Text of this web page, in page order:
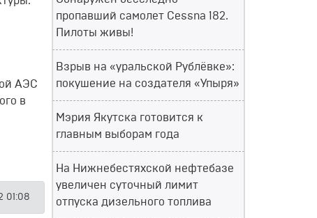
АЭС
в
01:08
пропавший самолет Cessna 182.
Пилоты живы!
Взрыв на «уральской Рублёвке»:
покушение на создателя «Упыря»
Мэрия Якутска готовится к
главным выборам года
На Нижнебестяхской нефтебазе
увеличен суточный лимит
отпуска дизельного топлива